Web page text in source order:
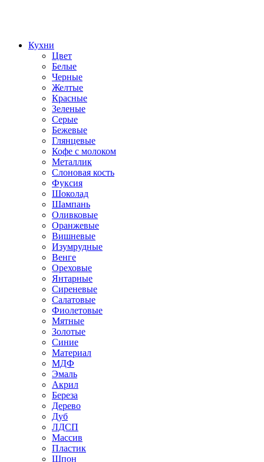
Кухни
Цвет
Белые
Черные
Желтые
Красные
Зеленые
Серые
Бежевые
Глянцевые
Кофе с молоком
Металлик
Слоновая кость
Фуксия
Шоколад
Шампань
Оливковые
Оранжевые
Вишневые
Изумрудные
Венге
Ореховые
Янтарные
Сиреневые
Салатовые
Фиолетовые
Мятные
Золотые
Синие
Материал
МДФ
Эмаль
Акрил
Береза
Дерево
Дуб
ЛДСП
Массив
Пластик
Шпон